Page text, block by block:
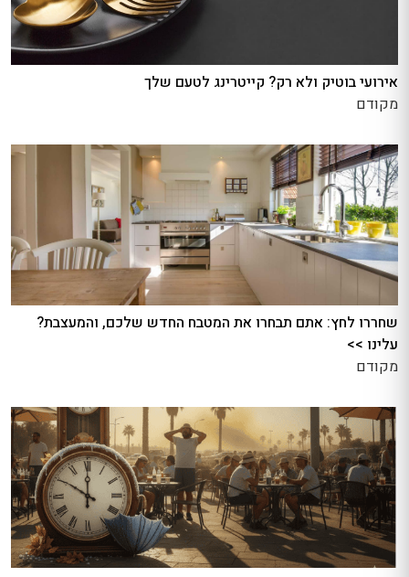
אירועי בוטיק ולא רק? קייטרינג לטעם שלך
מקודם
שחררו לחץ: אתם תבחרו את המטבח החדש שלכם, והמעצבת?
עלינו >>
מקודם